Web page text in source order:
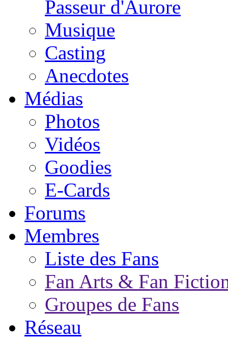
Passeur d'Aurore
Musique
Casting
Anecdotes
Médias
Photos
Vidéos
Goodies
E-Cards
Forums
Membres
Liste des Fans
Fan Arts & Fan
Groupes de Fans
Réseau